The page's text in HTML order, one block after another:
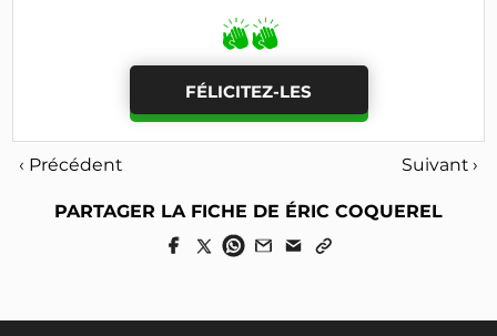
FÉLICITEZ-LES
‹ Précédent Suivant ›
PARTAGER LA FICHE DE ÉRIC COQUEREL